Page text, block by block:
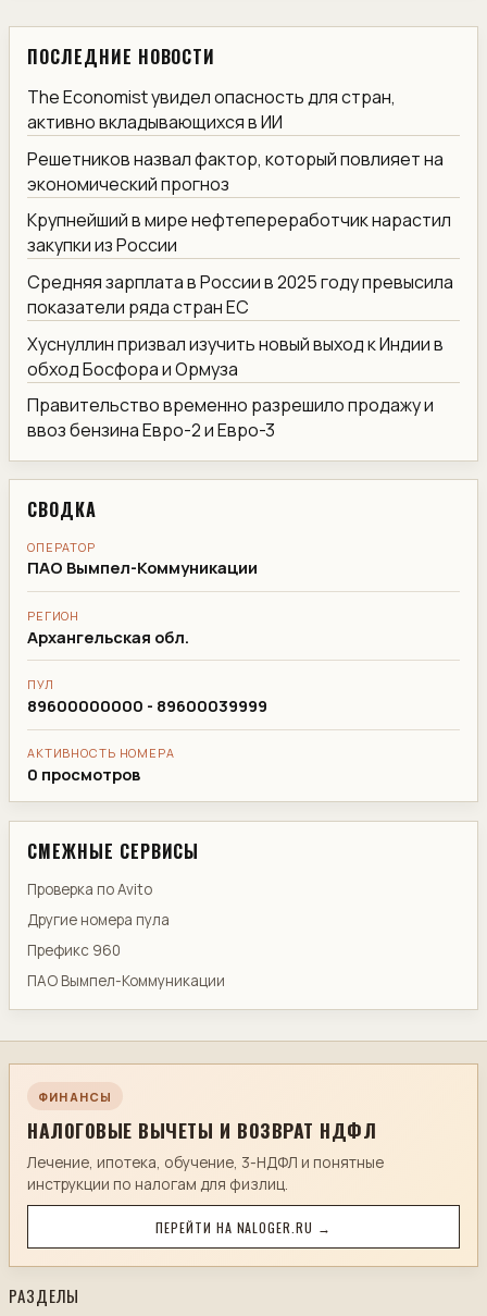
ПОСЛЕДНИЕ НОВОСТИ
The Economist увидел опасность для стран,
активно вкладывающихся в ИИ
Решетников назвал фактор, который повлияет на
экономический прогноз
Крупнейший в мире нефтепереработчик нарастил
закупки из России
Средняя зарплата в России в 2025 году превысила
показатели ряда стран ЕС
Хуснуллин призвал изучить новый выход к Индии в
обход Босфора и Ормуза
Правительство временно разрешило продажу и
ввоз бензина Евро-2 и Евро-3
СВОДКА
ОПЕРАТОР
ПАО Вымпел-Коммуникации
РЕГИОН
Архангельская обл.
ПУЛ
89600000000 - 89600039999
АКТИВНОСТЬ НОМЕРА
0 просмотров
СМЕЖНЫЕ СЕРВИСЫ
Проверка по Avito
Другие номера пула
Префикс 960
ПАО Вымпел-Коммуникации
ФИНАНСЫ
НАЛОГОВЫЕ ВЫЧЕТЫ И ВОЗВРАТ НДФЛ
Лечение, ипотека, обучение, 3-НДФЛ и понятные
инструкции по налогам для физлиц.
ПЕРЕЙТИ НА NALOGER.RU →
РАЗДЕЛЫ